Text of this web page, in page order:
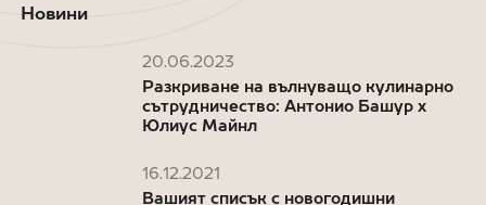
Новини
20.06.2023
Разкриване на вълнуващо кулинарно
сътрудничество: Антонио Башур x
Юлиус Майнл
16.12.2021
Вашият списък с новогодишни